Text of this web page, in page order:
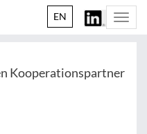
EN
Kooperationspartner